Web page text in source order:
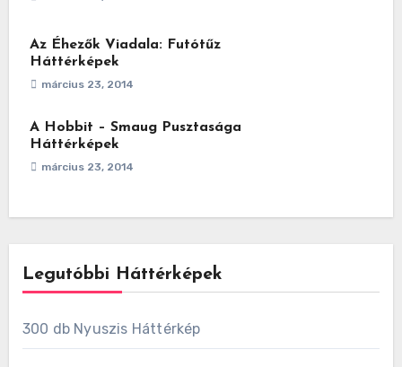
Az Éhezők Viadala: Futótűz
Háttérképek
március 23, 2014
A Hobbit – Smaug Pusztasága
Háttérképek
március 23, 2014
Legutóbbi Háttérképek
300 db Nyuszis Háttérkép